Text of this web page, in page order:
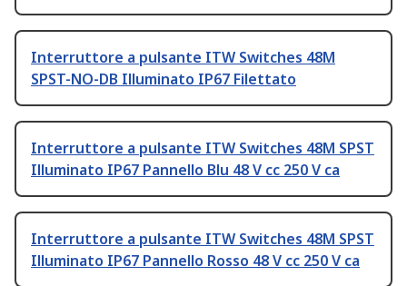
Interruttore a pulsante ITW Switches 48M
SPST-NO-DB Illuminato IP67 Filettato
Interruttore a pulsante ITW Switches 48M SPST
Illuminato IP67 Pannello Blu 48 V cc 250 V ca
Interruttore a pulsante ITW Switches 48M SPST
Illuminato IP67 Pannello Rosso 48 V cc 250 V ca